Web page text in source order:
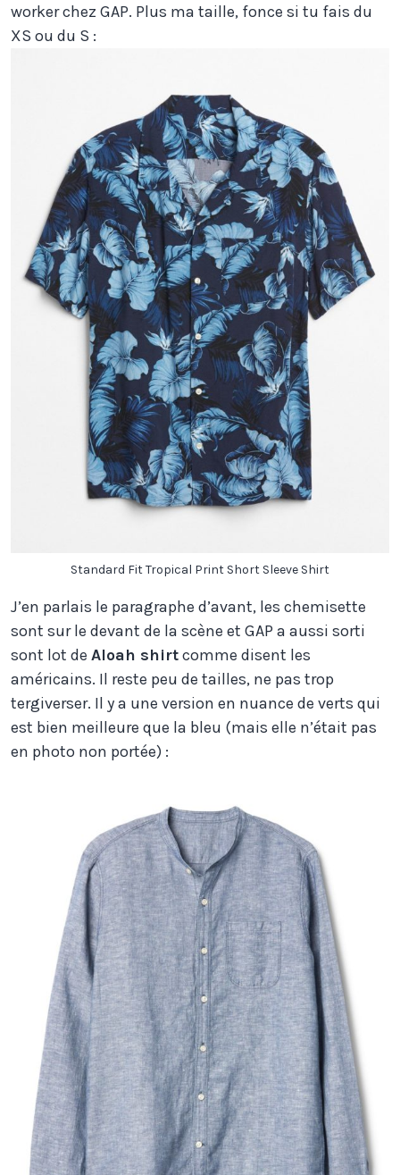
worker chez GAP. Plus ma taille, fonce si tu fais du
XS ou du S :
Standard Fit Tropical Print Short Sleeve Shirt
J’en parlais le paragraphe d’avant, les chemisette
sont sur le devant de la scène et GAP a aussi sorti
sont lot de Aloah shirtcomme disent les
américains. Il reste peu de tailles, ne pas trop
tergiverser. Il y a une version en nuance de verts qui
est bien meilleure que la bleu (mais elle n’était pas
en photo non portée) :